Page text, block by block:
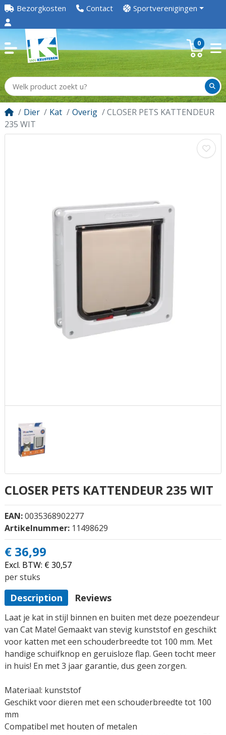
Bezorgkosten Contact Sportverenigingen
0
Dier Kat Overig
CLOSER PETS KATTENDEUR
235 WIT
CLOSER PETS KATTENDEUR 235 WIT
Description Reviews
Laat je kat in stijl binnen en buiten met deze poezendeur
van Cat Mate! Gemaakt van stevig kunststof en geschikt
voor katten met een schouderbreedte tot 100 mm. Met
handige schuifknop en geruisloze flap. Geen tocht meer
in huis! En met 3 jaar garantie, dus geen zorgen.
Materiaal: kunststof
Geschikt voor dieren met een schouderbreedte tot 100
mm
Compatibel met houten of metalen
EAN:0035368902277
Artikelnummer: 11498629
€ 36,99
Excl. BTW: € 30,57
per stuks